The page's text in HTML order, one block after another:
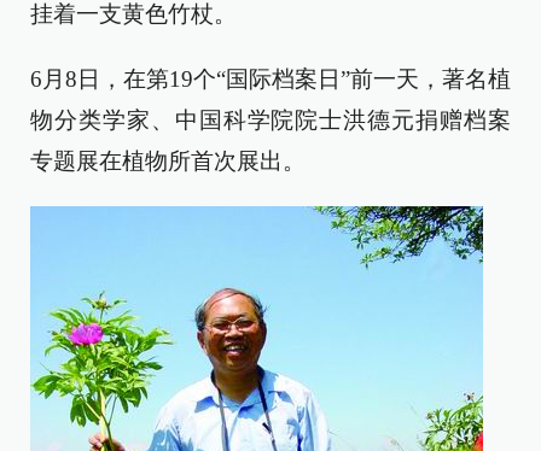
挂着一支黄色竹杖。
6月8日，在第19个“国际档案日”前一天，著名植
物分类学家、中国科学院院士洪德元捐赠档案
专题展在植物所首次展出。